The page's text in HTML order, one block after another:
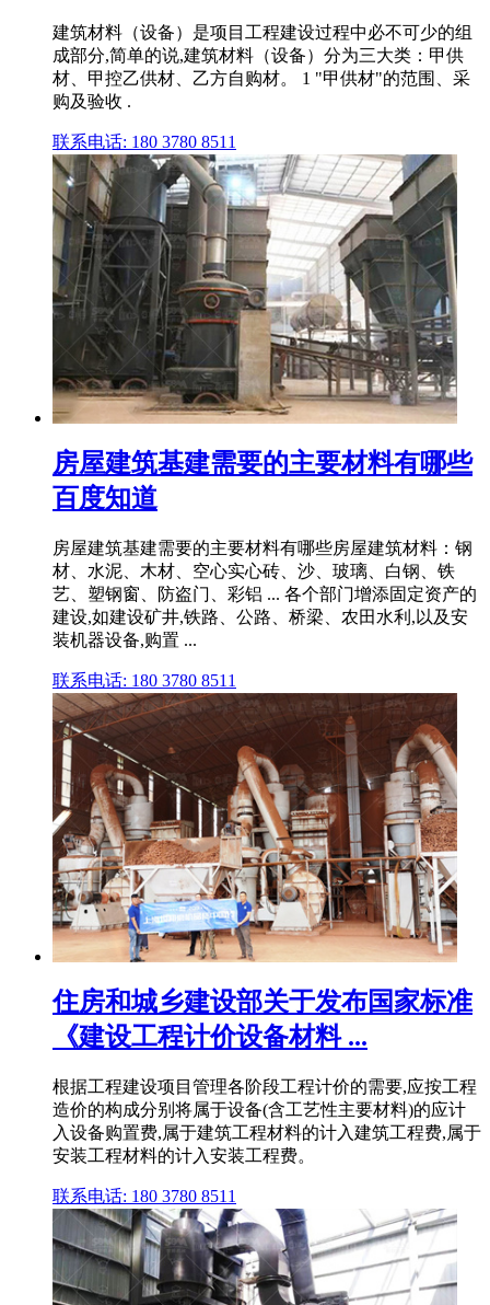
建筑材料（设备）是项目工程建设过程中必不可少的组
成部分,简单的说,建筑材料（设备）分为三大类：甲供
材、甲控乙供材、乙方自购材。 1 "甲供材"的范围、采
购及验收 .
联系电话: 180 3780 8511
房屋建筑基建需要的主要材料有哪些
百度知道
房屋建筑基建需要的主要材料有哪些房屋建筑材料：钢
材、水泥、木材、空心实心砖、沙、玻璃、白钢、铁
艺、塑钢窗、防盗门、彩铝 ... 各个部门增添固定资产的
建设,如建设矿井,铁路、公路、桥梁、农田水利,以及安
装机器设备,购置 ...
联系电话: 180 3780 8511
住房和城乡建设部关于发布国家标准
《建设工程计价设备材料 ...
根据工程建设项目管理各阶段工程计价的需要,应按工程
造价的构成分别将属于设备(含工艺性主要材料)的应计
入设备购置费,属于建筑工程材料的计入建筑工程费,属于
安装工程材料的计入安装工程费。
联系电话: 180 3780 8511